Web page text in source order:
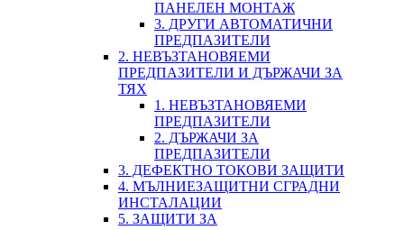
ПАНЕЛЕН МОНТАЖ
3. ДРУГИ АВТОМАТИЧНИ
ПРЕДПАЗИТЕЛИ
2. НЕВЪЗТАНОВЯЕМИ
ПРЕДПАЗИТЕЛИ И ДЪРЖАЧИ ЗА
ТЯХ
1. НЕВЪЗТАНОВЯЕМИ
ПРЕДПАЗИТЕЛИ
2. ДЪРЖАЧИ ЗА
ПРЕДПАЗИТЕЛИ
3. ДЕФЕКТНО ТОКОВИ ЗАЩИТИ
4. МЪЛНИЕЗАЩИТНИ СГРАДНИ
ИНСТАЛАЦИИ
5. ЗАЩИТИ ЗА